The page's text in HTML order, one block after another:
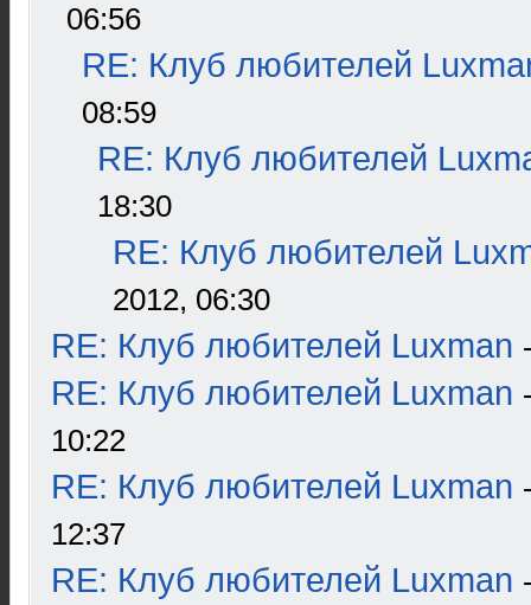
06:56
RE: Клуб любителей
08:59
RE: Клуб любителей
18:30
RE: Клуб любителей
2012, 06:30
RE: Клуб любителей Luxman
RE: Клуб любителей Luxman
10:22
RE: Клуб любителей Luxman
12:37
RE: Клуб любителей Luxman